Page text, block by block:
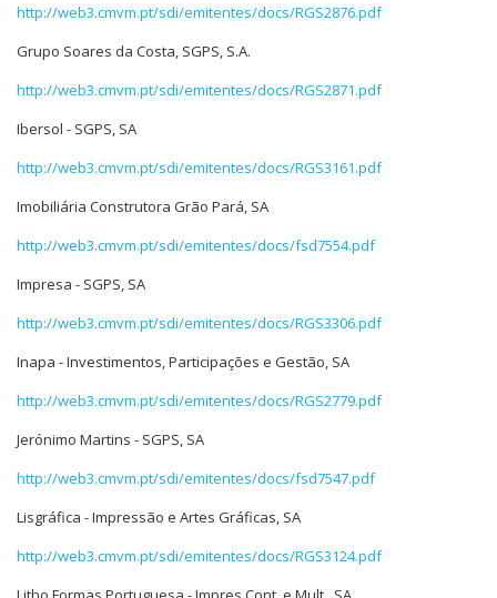
http://web3.cmvm.pt/sdi/emitentes/docs/RGS2876.pdf
Grupo Soares da Costa, SGPS, S.A.
http://web3.cmvm.pt/sdi/emitentes/docs/RGS2871.pdf
Ibersol - SGPS, SA
http://web3.cmvm.pt/sdi/emitentes/docs/RGS3161.pdf
Imobiliária Construtora Grão Pará, SA
http://web3.cmvm.pt/sdi/emitentes/docs/fsd7554.pdf
Impresa - SGPS, SA
http://web3.cmvm.pt/sdi/emitentes/docs/RGS3306.pdf
Inapa - Investimentos, Participações e Gestão, SA
http://web3.cmvm.pt/sdi/emitentes/docs/RGS2779.pdf
Jerónimo Martins - SGPS, SA
http://web3.cmvm.pt/sdi/emitentes/docs/fsd7547.pdf
Lisgráfica - Impressão e Artes Gráficas, SA
http://web3.cmvm.pt/sdi/emitentes/docs/RGS3124.pdf